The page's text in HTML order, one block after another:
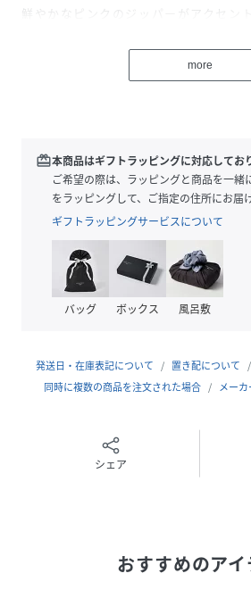
鮮やかなピンクのジッパーがアクセント
ボストン型のミニサイズのチャームで
【仕様】
メイン開閉部：ファスナー
【注意点】
こちらの商品は一点ごとに柄の配置が
柄はお選びいただくことができません
※同じスタイルでお探しの場合は
【レスポ FB39】
と画面上部の「検索欄」に入力し、ご
more
redeem本商品はギフトラッピングに対応してお
ご希望の際は、ラッピングと商品を一緒
をラッピングして、ご指定の住所にお届
ギフトラッピングサービスについて
バッグ ボックス 風呂敷
発送日・在庫表記について 置き配について
同時に複数の商品を注文された場合
メー
シェア
おすすめのアイ